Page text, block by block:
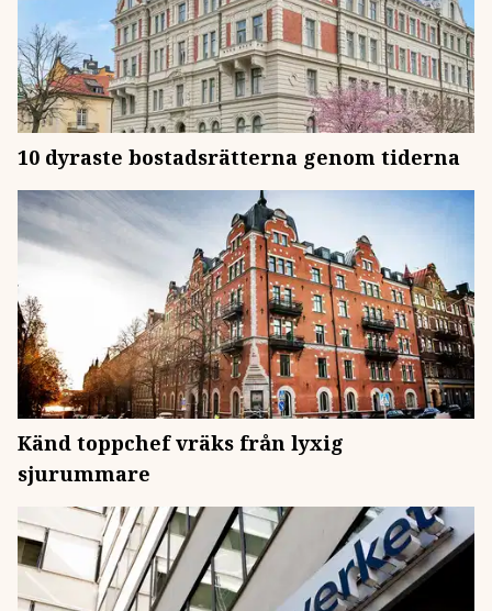
10 dyraste bostadsrätterna genom tiderna
Känd toppchef vräks från lyxig
sjurummare